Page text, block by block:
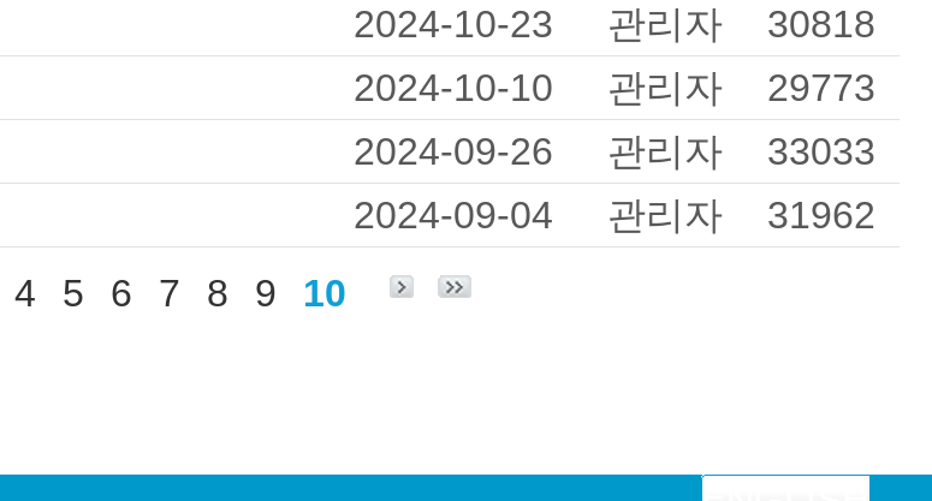
2024-10-23 관리자
30818
2024-10-10 관리자
29773
2024-09-26 관리자
33033
2024-09-04 관리자
31962
4 5 6 7 8 9 10